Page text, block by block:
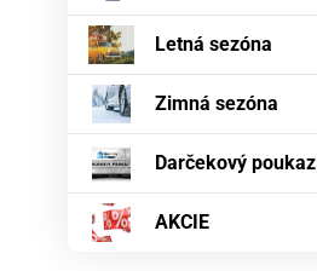
Letná sezóna
Zimná sezóna
Darčekový poukaz
AKCIE